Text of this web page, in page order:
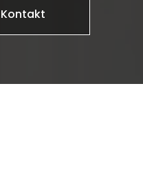
Kontakt